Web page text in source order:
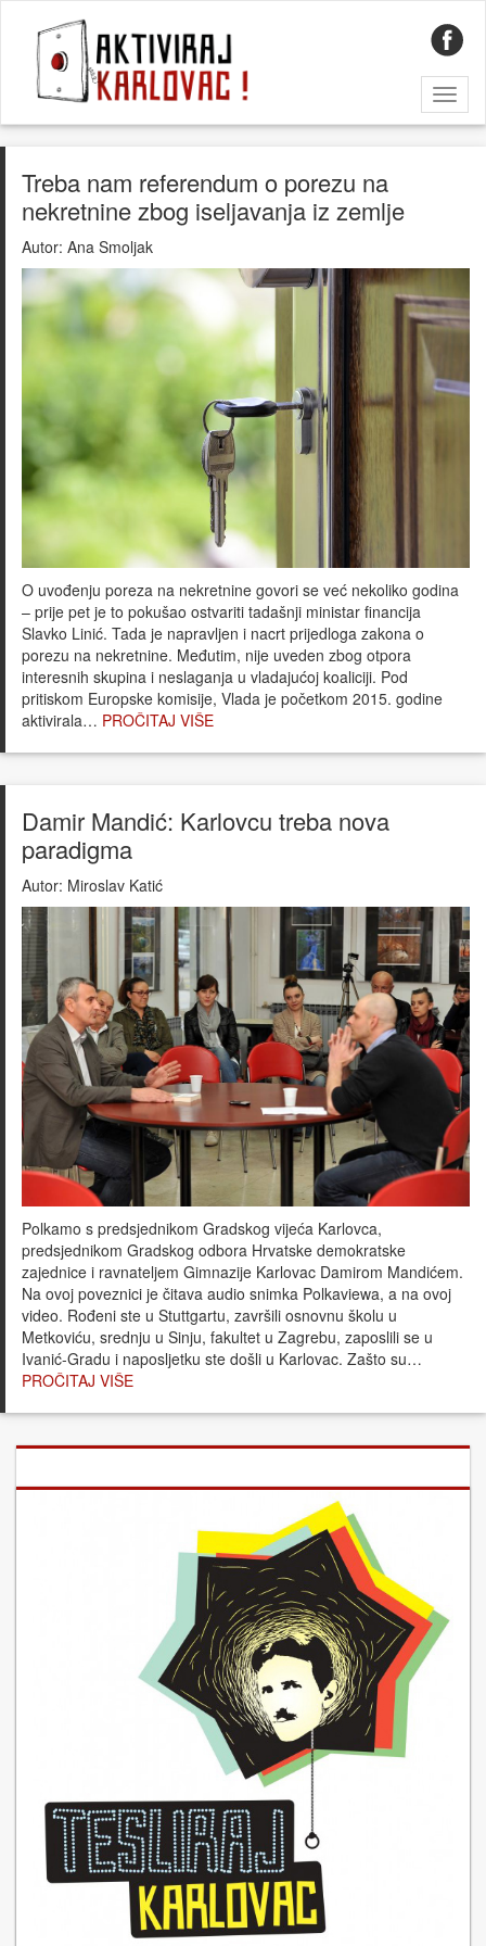
Treba nam referendum o porezu na
nekretnine zbog iseljavanja iz zemlje
Autor: Ana Smoljak
O uvođenju poreza na nekretnine govori se već nekoliko godina
– prije pet je to pokušao ostvariti tadašnji ministar financija
Slavko Linić. Tada je napravljen i nacrt prijedloga zakona o
porezu na nekretnine. Međutim, nije uveden zbog otpora
interesnih skupina i neslaganja u vladajućoj koaliciji. Pod
pritiskom Europske komisije, Vlada je početkom 2015. godine
aktivirala… PROČITAJ VIŠE
Damir Mandić: Karlovcu treba nova
paradigma
Autor: Miroslav Katić
Polkamo s predsjednikom Gradskog vijeća Karlovca,
predsjednikom Gradskog odbora Hrvatske demokratske
zajednice i ravnateljem Gimnazije Karlovac Damirom Mandićem.
Na ovoj poveznici je čitava audio snimka Polkaviewa, a na ovoj
video. Rođeni ste u Stuttgartu, završili osnovnu školu u
Metkoviću, srednju u Sinju, fakultet u Zagrebu, zaposlili se u
Ivanić-Gradu i naposljetku ste došli u Karlovac. Zašto su…
PROČITAJ VIŠE